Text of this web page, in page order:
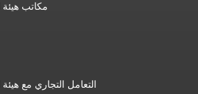
مكاتب
التعامل التجاري مع